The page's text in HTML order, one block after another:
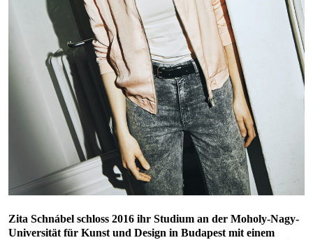
Zita Schnábel schloss 2016 ihr Studium an der Moholy-Nagy-
Universität für Kunst und Design in Budapest mit einem